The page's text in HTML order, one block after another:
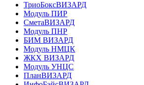
ТриоБоксВИЗАРД
Модуль ПИР
СметаВИЗАРД
Модуль ПНР
БИМ ВИЗАРД
Модуль НМЦК
ЖКХ ВИЗАРД
Модуль УНЦС
ПланВИЗАРД